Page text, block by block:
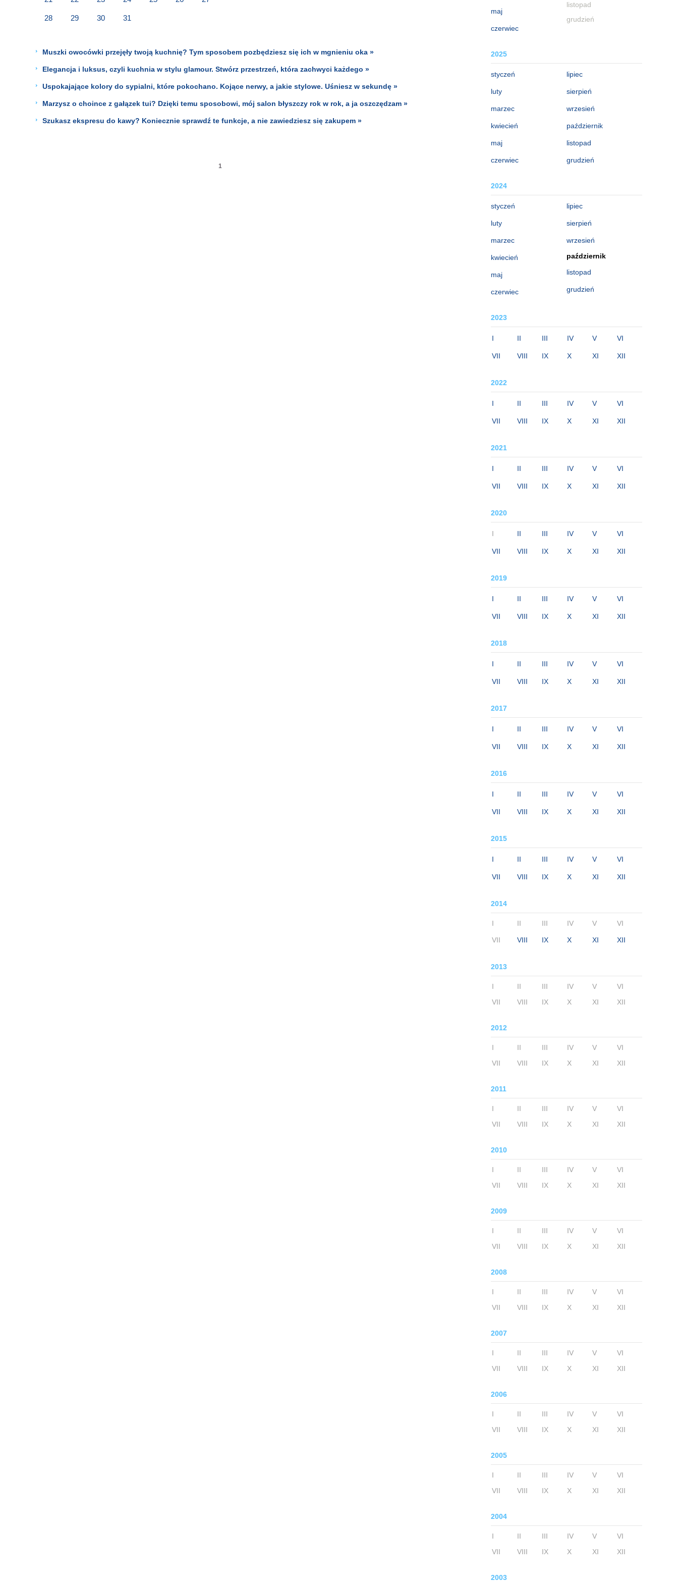
maj
czerwiec
listopad
grudzień
2025
styczeń
luty
marzec
kwiecień
maj
czerwiec
lipiec
sierpień
wrzesień
październik
listopad
grudzień
2024
styczeń
luty
marzec
kwiecień
maj
czerwiec
lipiec
sierpień
wrzesień
październik
listopad
grudzień
2023
I II III IV V VI
VII VIII IX X XI XII
2022
I II III IV V VI
VII VIII IX X XI XII
2021
I II III IV V VI
VII VIII IX X XI XII
2020
I II III IV V VI
VII VIII IX X XI XII
2019
I II III IV V VI
VII VIII IX X XI XII
2018
I II III IV V VI
VII VIII IX X XI XII
2017
I II III IV V VI
VII VIII IX X XI XII
2016
I II III IV V VI
VII VIII IX X XI XII
2015
I II III IV V VI
VII VIII IX X XI XII
2014
I II III IV V VI
VII VIII IX X XI XII
2013
I II III IV V
VI
VII
VIII IX X XI XII
2012
I II III IV V
VI
VII
VIII IX X XI XII
2011
I II III IV V
VI
VII
VIII IX X XI XII
2010
I II III IV V
VI
VII
VIII IX X XI XII
2009
I II III IV V
VI
VII
VIII IX X XI XII
2008
I II III IV V
VI
VII
VIII IX X XI XII
2007
I II III IV V
VI
VII
VIII IX X XI XII
2006
I II III IV V
VI
VII
VIII IX X XI XII
2005
I II III IV V
VI
VII
VIII IX X XI XII
2004
I II III IV V
VI
VII
VIII IX X XI XII
2003
28 29 30 31
Muszki owocówki przejęły twoją kuchnię? Tym sposobem pozbędziesz się ich w mgnieniu oka »
Elegancja i luksus, czyli kuchnia w stylu glamour. Stwórz przestrzeń, która zachwyci każdego »
Uspokajające kolory do sypialni, które pokochano. Kojące nerwy, a jakie stylowe. Uśniesz w sekundę »
Marzysz o choince z gałązek tui? Dzięki temu sposobowi, mój salon błyszczy rok w rok, a ja oszczędzam »
Szukasz ekspresu do kawy? Koniecznie sprawdź te funkcje, a nie zawiedziesz się zakupem »
1